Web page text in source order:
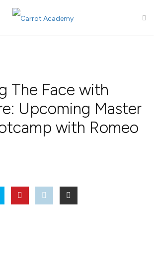
The Face with
Upcoming Master
with Romeo